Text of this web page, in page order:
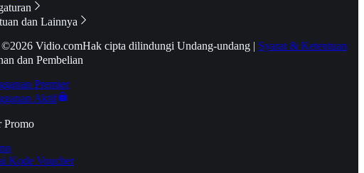
dan Lainnya
Vidio.comHak cipta dilindungi Undang-undang | Syarat & Ketentuan
dan Pembelian
Premier
Aktif
Promo
Kode Voucher